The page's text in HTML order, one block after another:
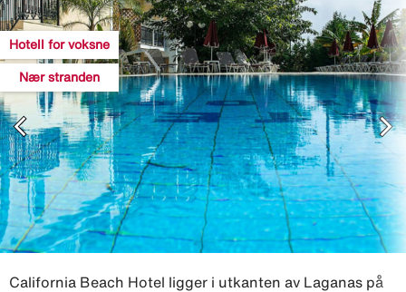
Hotell for voksne
Nær stranden
Image
description
missing
chevron_left chevron_right
California Beach Hotel ligger i utkanten av Laganas på